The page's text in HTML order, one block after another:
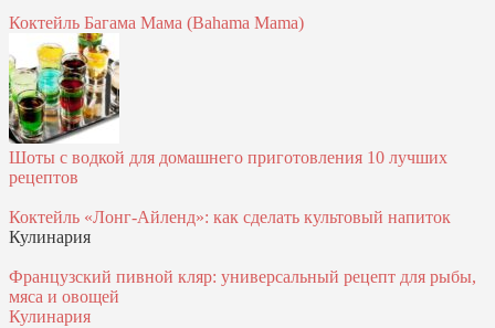
Коктейль Багама Мама (Bahama Mama)
Шоты с водкой для домашнего приготовления 10 лучших
рецептов
Коктейль «Лонг-Айленд»: как сделать культовый напиток
Кулинария
Французский пивной кляр: универсальный рецепт для рыбы,
мяса и овощей
Кулинария